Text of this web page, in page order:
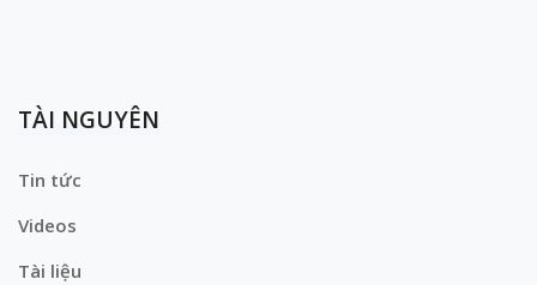
TÀI NGUYÊN
Tin tức
Videos
Tài liệu